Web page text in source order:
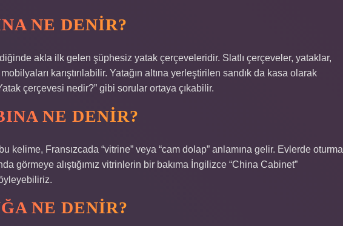
NE DENIR?
akla ilk gelen şüphesiz yatak çerçeveleridir. Slatlı çerçeveler, yataklar,
karıştırılabilir. Yatağın altına yerleştirilen sandık da kasa olarak
çerçevesi nedir?” gibi sorular ortaya çıkabilir.
NE DENIR?
kelime, Fransızcada “vitrine” veya “cam dolap” anlamına gelir. Evlerde oturma
görmeye alıştığımız vitrinlerin bir bakıma İngilizce “China Cabinet”
NE DENIR?